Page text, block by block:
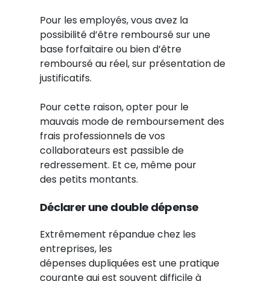
Pour les employés, vous avez la
possibilité d’être remboursé sur une
base forfaitaire ou bien d’être
remboursé au réel, sur présentation de
justificatifs.
Pour cette raison, opter pour le
mauvais mode de remboursement des
frais professionnels de vos
collaborateurs est passible de
redressement. Et ce, même pour
des petits montants.
Déclarer une double dépense
Extrêmement répandue chez les
entreprises, les
dépenses dupliquées est une pratique
courante qui est souvent difficile à